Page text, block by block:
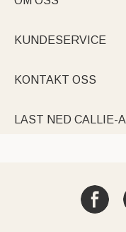
KUNDESERVICE
KONTAKT OSS
LAST NED CALLIE-